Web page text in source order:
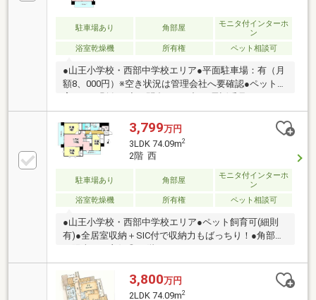
駐車場あり 角部屋
モニタ付インターホ
ン
浴室乾燥機
所有権 ペット相談可
●山王小学校・西部中学校エリア●平面駐車場：有（月
額8、000円）※空き状況は管理会社へ要確認●ペット飼
ページでも受付中！！・フリーダイヤル 【 0120-
055-779 】・ホームページ 【 ハウスドゥ長野柳町 】
で検索
3,799万円
3LDK 74.09m2
2階 西
駐車場あり 角部屋
モニタ付インターホ
ン
浴室乾燥機
所有権 ペット相談可
●山王小学校・西部中学校エリア●ペット飼育可(細則
有)●全居室収納＋SIC付で収納力もばっちり！●角部屋
ん、朝の忙しい時間や運動のための階段活用も苦にな
りません♪●コンビニ、スーパー、飲食店も徒歩圏内に
あり、国宝善光寺まで約1400ｍの立地◇お問合せは下
3,800万円
2LDK 74.09m2